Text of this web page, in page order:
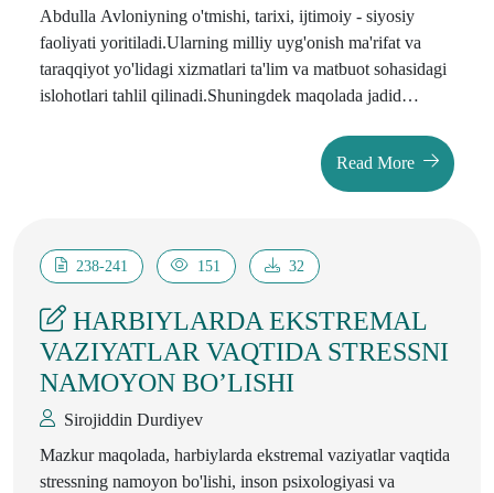
Abdulla Avloniyning o'tmishi, tarixi, ijtimoiy - siyosiy
faoliyati yoritiladi.Ularning milliy uyg'onish ma'rifat va
taraqqiyot yo'lidagi xizmatlari ta'lim va matbuot sohasidagi
islohotlari tahlil qilinadi.Shuningdek maqolada jadid
ta'siri hamda ularning tarixiy merosi haqida fikr yuritiladi.
Read More
238-241 151 32
HARBIYLARDA EKSTREMAL
VAZIYATLAR VAQTIDA STRESSNI
NAMOYON BO’LISHI
Sirojiddin Durdiyev
Mazkur maqolada, harbiylarda ekstremal vaziyatlar vaqtida
stressning namoyon bo'lishi, inson psixologiyasi va